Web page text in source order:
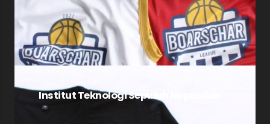
Institut Teknologi Sepuluh Nopember